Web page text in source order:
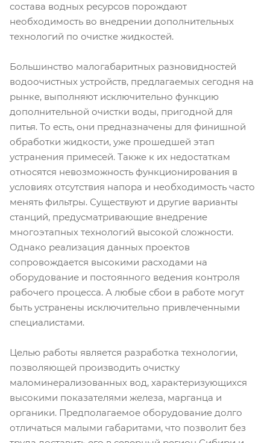
состава водных ресурсов порождают
необходимость во внедрении дополнительных
технологий по очистке жидкостей.
Большинство малогабаритных разновидностей
водоочистных устройств, предлагаемых сегодня на
рынке, выполняют исключительно функцию
дополнительной очистки воды, пригодной для
питья. То есть, они предназначены для финишной
обработки жидкости, уже прошедшей этап
устранения примесей. Также к их недостаткам
относятся невозможность функционирования в
условиях отсутствия напора и необходимость часто
менять фильтры. Существуют и другие варианты
станций, предусматривающие внедрение
многоэтапных технологий высокой сложности.
Однако реализация данных проектов
сопровождается высокими расходами на
оборудование и постоянного ведения контроля
рабочего процесса. А любые сбои в работе могут
быть устранены исключительно привлеченными
специалистами.
Целью работы является разработка технологии,
позволяющей производить очистку
маломинерализованных вод, характеризующихся
высокими показателями железа, марганца и
органики. Предполагаемое оборудование долго
отличаться малыми габаритами, что позволит без